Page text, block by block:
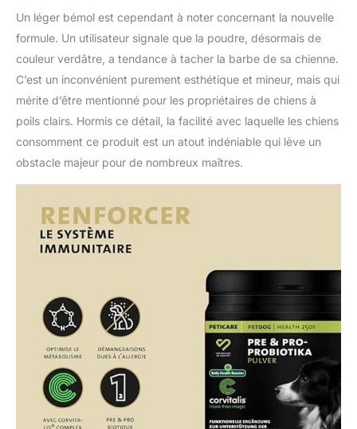
Un léger bémol est cependant à noter concernant la nouvelle
formule. Un utilisateur signale que la poudre, désormais de
couleur verdâtre, a tendance à tacher la barbe de sa chienne.
C’est un inconvénient purement esthétique et mineur, mais qui
mérite d’être mentionné pour les propriétaires de chiens à
poils clairs. Hormis ce détail, la facilité avec laquelle les chiens
consomment ce produit est un atout indéniable qui lève un
obstacle majeur pour de nombreux maîtres.